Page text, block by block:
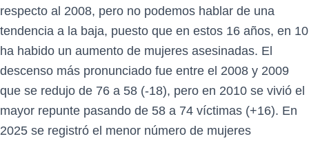
respecto al 2008, pero no podemos hablar de una
tendencia a la baja, puesto que en estos 16 años, en 10
ha habido un aumento de mujeres asesinadas. El
descenso más pronunciado fue entre el 2008 y 2009
que se redujo de 76 a 58 (-18), pero en 2010 se vivió el
mayor repunte pasando de 58 a 74 víctimas (+16). En
2025 se registró el menor número de mujeres